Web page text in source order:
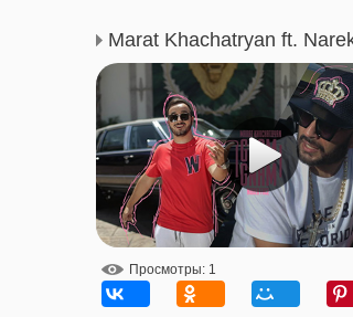
Marat Khachatryan ft.
Просмотры: 1